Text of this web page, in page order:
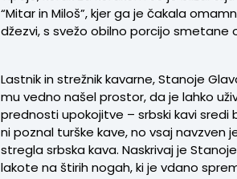
“Mitar in Miloš”, kjer ga je čakala
džezvi, s svežo obilno porcijo smetane
Lastnik in strežnik kavarne, Stanoje
mu vedno našel prostor, da je lahko
prednosti upokojitve – srbski kavi sredi
ni poznal turške kave, no vsaj navzven
stregla srbska kava. Naskrivaj je
lakote na štirih nogah, ki je vdano